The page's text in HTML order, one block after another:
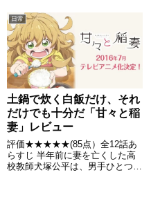
一夜市。引用- Wikipedia
日常
土鍋で炊く白飯だけ、それ
だけでも十分だ「甘々と稲
妻」レビュー
評価★★★★★(85点）全12話あ
らすじ 半年前に妻を亡くした高
校教師犬塚公平は、男手ひとつで